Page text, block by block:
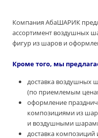
Компания АбаШАРИК
ассортимент воздушных
фигур из шаров и
Кроме того, мы
доставка воздушных
(по приемлемым
оформление
композициями из
и воздушными
доставка